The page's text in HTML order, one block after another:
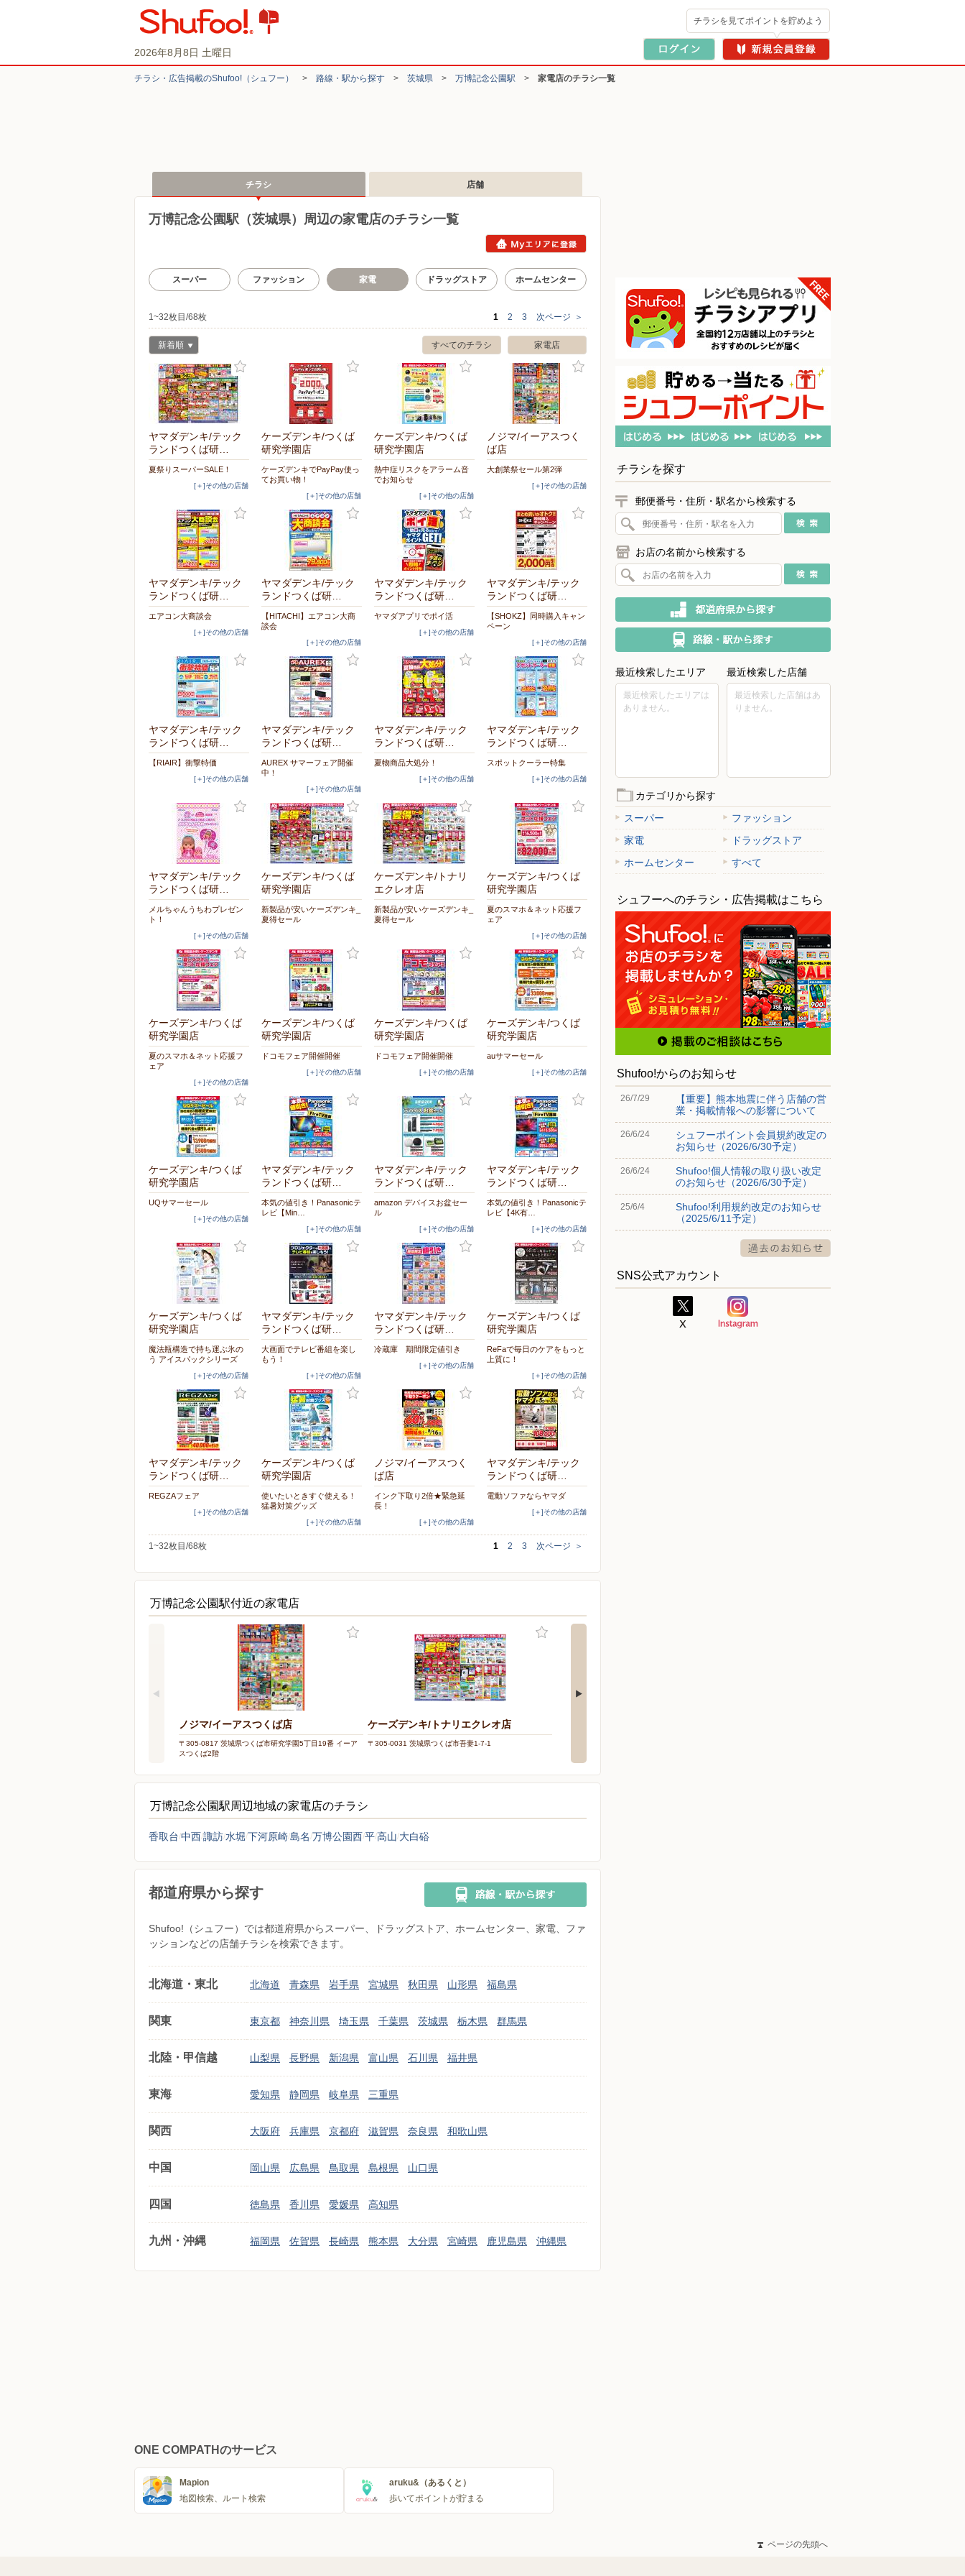
2026年8月8日 土曜日
チラシを見てポイントを貯めよう
チラシ・​広告掲載の​Shufoo!​（シュフー） > 路線・駅から探す > 茨城県 > 万博記念公園駅 > 家電店のチラシ一覧
チラシ 店舗
万博記念公園駅（茨城県）周辺の家電店のチラシ一覧
スーパー ファッション 家電 ドラッグストア ホームセンター
1~32枚目/68枚 1 2 3 次ページ ＞
家電店
すべてのチラシ
新着順
ヤマダデンキ/テック
ランドつくば研…
夏祭りスーパーSALE！
[＋]その他の店舗
ケーズデンキ/つくば
研究学園店
ケーズデンキでPayPay使っ
てお買い物！
[＋]その他の店舗
ケーズデンキ/つくば
研究学園店
熱中症リスクをアラーム音
でお知らせ
[＋]その他の店舗
ノジマ/イーアスつく
ば店
大創業祭セール第2弾
[＋]その他の店舗
ヤマダデンキ/テック
ランドつくば研…
エアコン大商談会
[＋]その他の店舗
ヤマダデンキ/テック
ランドつくば研…
【HITACHI】エアコン大商
談会
[＋]その他の店舗
ヤマダデンキ/テック
ランドつくば研…
ヤマダアプリでポイ活
[＋]その他の店舗
ヤマダデンキ/テック
ランドつくば研…
【SHOKZ】同時購入キャン
ペーン
[＋]その他の店舗
ヤマダデンキ/テック
ランドつくば研…
【RIAIR】衝撃特価
[＋]その他の店舗
ヤマダデンキ/テック
ランドつくば研…
AUREX サマーフェア開催
中！
[＋]その他の店舗
ヤマダデンキ/テック
ランドつくば研…
夏物商品大処分！
[＋]その他の店舗
ヤマダデンキ/テック
ランドつくば研…
スポットクーラー特集
[＋]その他の店舗
ヤマダデンキ/テック
ランドつくば研…
メルちゃんうちわプレゼン
ト！
[＋]その他の店舗
ケーズデンキ/つくば
研究学園店
新製品が安いケーズデンキ_
夏得セール
ケーズデンキ/トナリ
エクレオ店
新製品が安いケーズデンキ_
夏得セール
ケーズデンキ/つくば
研究学園店
夏のスマホ＆ネット応援フ
ェア
[＋]その他の店舗
ケーズデンキ/つくば
研究学園店
夏のスマホ＆ネット応援フ
ェア
[＋]その他の店舗
ケーズデンキ/つくば
研究学園店
ドコモフェア開催開催
[＋]その他の店舗
ケーズデンキ/つくば
研究学園店
ドコモフェア開催開催
[＋]その他の店舗
ケーズデンキ/つくば
研究学園店
auサマーセール
[＋]その他の店舗
ケーズデンキ/つくば
研究学園店
UQサマーセール
[＋]その他の店舗
ヤマダデンキ/テック
ランドつくば研…
本気の値引き！Panasonicテ
レビ【Min…
[＋]その他の店舗
ヤマダデンキ/テック
ランドつくば研…
amazon デバイスお盆セー
ル
[＋]その他の店舗
ヤマダデンキ/テック
ランドつくば研…
本気の値引き！Panasonicテ
レビ【4K有…
[＋]その他の店舗
ケーズデンキ/つくば
研究学園店
魔法瓶構造で持ち運ぶ氷の
う アイスパックシリーズ
[＋]その他の店舗
ヤマダデンキ/テック
ランドつくば研…
大画面でテレビ番組を楽し
もう！
[＋]その他の店舗
ヤマダデンキ/テック
ランドつくば研…
冷蔵庫 期間限定値引き
[＋]その他の店舗
ケーズデンキ/つくば
研究学園店
ReFaで毎日のケアをもっと
上質に！
[＋]その他の店舗
ヤマダデンキ/テック
ランドつくば研…
REGZAフェア
[＋]その他の店舗
ケーズデンキ/つくば
研究学園店
使いたいときすぐ使える！
猛暑対策グッズ
[＋]その他の店舗
ノジマ/イーアスつく
ば店
インク下取り2倍★緊急延
長！
[＋]その他の店舗
ヤマダデンキ/テック
ランドつくば研…
電動ソファならヤマダ
[＋]その他の店舗
1~32枚目/68枚 1 2 3 次ページ ＞
万博記念公園駅付近の家電店
ノジマ/イーアスつくば店
〒305-0817 茨城県つくば市研究学園5丁目19番 イーア
スつくば2階
ケーズデンキ/トナリエクレオ店
〒305-0031 茨城県つくば市吾妻1-7-1
万博記念公園駅周辺地域の家電店のチラシ
香取台 中西諏訪水堀 下河原崎島名 万博公園西平高山 大白硲
都道府県から探す
Shufoo!（シュフー）では都道府県からスーパー、ドラッグストア、ホームセンター、家電、ファ
ッションなどの店舗チラシを検索できます。
北海道・東北 北海道 青森県 岩手県 宮城県 秋田県 山形県 福島県
関東 東京都 神奈川県 埼玉県 千葉県 茨城県 栃木県 群馬県
北陸・甲信越 山梨県 長野県 新潟県 富山県 石川県 福井県
東海 愛知県 静岡県 岐阜県 三重県
関西 大阪府 兵庫県 京都府 滋賀県 奈良県 和歌山県
中国 岡山県 広島県 鳥取県 島根県 山口県
四国 徳島県 香川県 愛媛県 高知県
九州・沖縄 福岡県 佐賀県 長崎県 熊本県 大分県 宮崎県 鹿児島県 沖縄県
チラシを探す
郵便番号・住所・駅名から検索する
お店の名前から検索する
最近検索したエリア
最近検索したエリアは
ありません。
最近検索した店舗
最近検索した店舗はあ
りません。
カテゴリから探す
スーパー
ファッション
家電
ドラッグストア
ホームセンター
すべて
シュフーへのチラシ・広告掲載はこちら
Shufoo!からのお知らせ
26/7/29
【重要】熊本地震に伴う店舗の営
業・掲載情報への影響について
26/6/24
シュフーポイント会員規約改定の
お知らせ（2026/6/30予定）
26/6/24
Shufoo!個人情報の取り扱い改定
のお知らせ（2026/6/30予定）
25/6/4
Shufoo!利用規約改定のお知らせ
（2025/6/11予定）
SNS公式アカウント
ONE COMPATHのサービス
Mapion
地図検索、ルート検索
aruku&（あるくと）
歩いてポイントが貯まる
ページの先頭へ